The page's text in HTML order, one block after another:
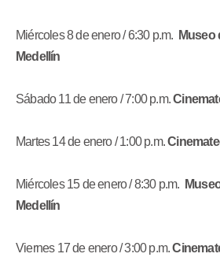
Miércoles 8 de enero / 6:30 p.m. Museo
Medellín
Sábado 11 de enero / 7:00 p.m.
Martes 14 de enero / 1:00 p.m.
Miércoles 15 de enero / 8:30 p.m.
Medellín
Viernes 17 de enero / 3:00 p.m.